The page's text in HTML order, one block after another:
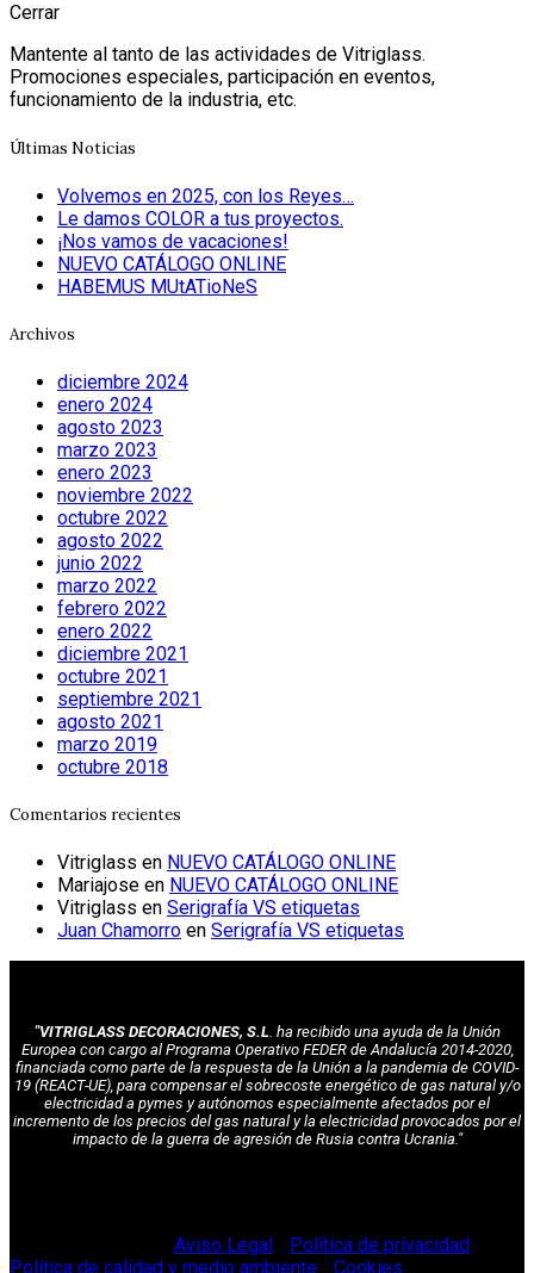
Cerrar
Mantente al tanto de las actividades de Vitriglass.
Promociones especiales, participación en eventos,
funcionamiento de la industria, etc.
Últimas Noticias
Volvemos en 2025, con los Reyes…
Le damos COLOR a tus proyectos.
¡Nos vamos de vacaciones!
NUEVO CATÁLOGO ONLINE
HABEMUS MUtATioNeS
Archivos
diciembre 2024
enero 2024
agosto 2023
marzo 2023
enero 2023
noviembre 2022
octubre 2022
agosto 2022
junio 2022
marzo 2022
febrero 2022
enero 2022
diciembre 2021
octubre 2021
septiembre 2021
agosto 2021
marzo 2019
octubre 2018
Comentarios recientes
Vitriglass en NUEVO CATÁLOGO ONLINE
Mariajose en NUEVO CATÁLOGO ONLINE
Vitriglass en Serigrafía VS etiquetas
Juan Chamorro en Serigrafía VS etiquetas
"VITRIGLASS DECORACIONES, S.L. ha recibido una ayuda de la Unión
Europea con cargo al Programa Operativo FEDER de Andalucía 2014-2020,
financiada como parte de la respuesta de la Unión a la pandemia de COVID-
19 (REACT-UE), para compensar el sobrecoste energético de gas natural y/o
electricidad a pymes y autónomos especialmente afectados por el
incremento de los precios del gas natural y la electricidad provocados por el
impacto de la guerra de agresión de Rusia contra Ucrania."
Aviso Legal Política de privacidad
Política de calidad y medio ambiente
Cookies